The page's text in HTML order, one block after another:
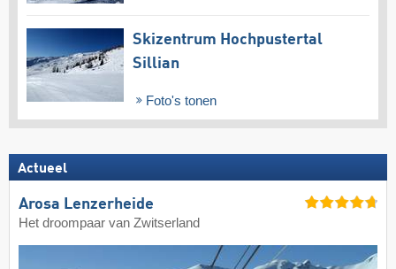
Skizentrum Hochpustertal
Sillian
Foto's tonen
Actueel
Arosa Lenzerheide
Het droompaar van Zwitserland